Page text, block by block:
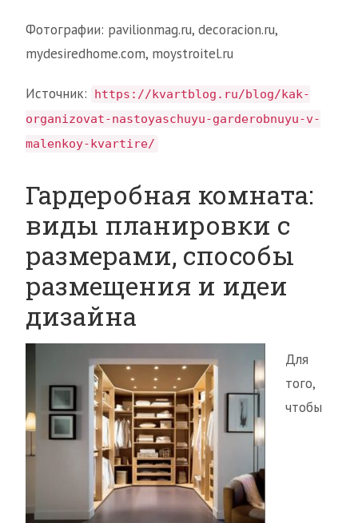
Фотографии: pavilionmag.ru, decoracion.ru,
mydesiredhome.com, moystroitel.ru
Источник:
https://kvartblog.ru/blog/kak-
organizovat-nastoyaschuyu-garderobnuyu-v-
malenkoy-kvartire/
Гардеробная комната:
виды планировки с
размерами, способы
размещения и идеи
дизайна
Для
того,
чтобы